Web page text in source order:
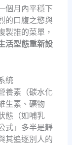
個月內平穩下
的口腹之慾與
製誰的菜單，
活型態重新設
統
養素（碳水化
生素、礦物
態（如哺乳
式」多半是靜
其追逐別人的